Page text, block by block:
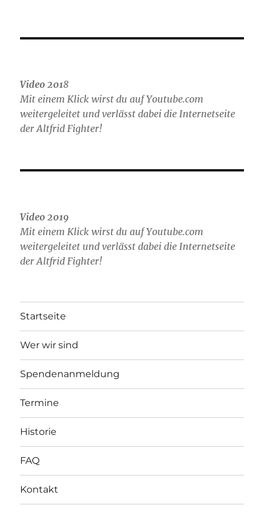
Video 2018
Mit einem Klick wirst du auf Youtube.com
weitergeleitet und verlässt dabei die Internetseite
der Altfrid Fighter!
Video 2019
Mit einem Klick wirst du auf Youtube.com
weitergeleitet und verlässt dabei die Internetseite
der Altfrid Fighter!
Startseite
Wer wir sind
Spendenanmeldung
Termine
Historie
FAQ
Kontakt